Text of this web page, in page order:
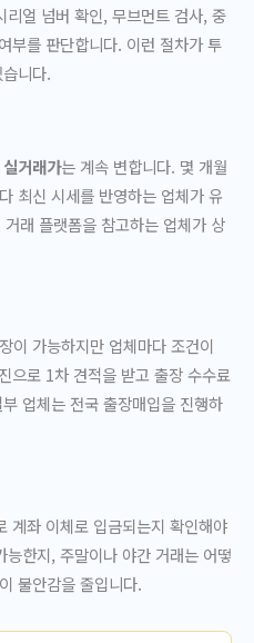
얼 넘버 확인, 무브먼트 검사, 중
부를 판단합니다. 이런 절차가 투
니다.
실거래가는 계속 변합니다. 몇 개월
최신 시세를 반영하는 업체가 유
거래 플랫폼을 참고하는 업체가 상
이 가능하지만 업체마다 조건이
으로 1차 견적을 받고 출장 수수료
업체는 전국 출장매입을 진행하
계좌 이체로 입금되는지 확인해야
한지, 주말이나 야간 거래는 어떻
불안감을 줄입니다.